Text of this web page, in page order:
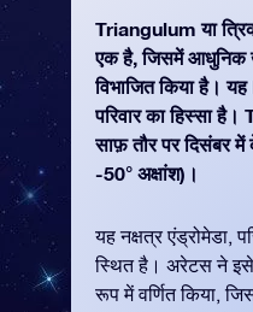
Triangulum या
एक है, जिसमें आधुनिक
विभाजित किया है।
परिवार का हिस्सा
साफ़ तौर पर दिसंबर
-50° अक्षांश)।
यह नक्षत्र एंड्रोमेडा,
स्थित है। अरेटस ने इसे
रूप में वर्णित किया,